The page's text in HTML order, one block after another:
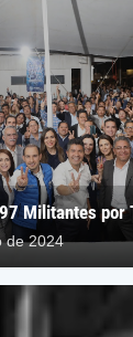
Militantes por
de 2024